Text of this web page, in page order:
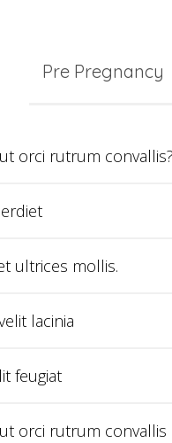
Pre Pregnancy
orci rutrum
ultrices mollis.
lacinia
feugiat
orci rutrum convallis